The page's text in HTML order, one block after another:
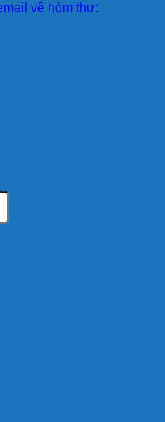
về hòm thư: